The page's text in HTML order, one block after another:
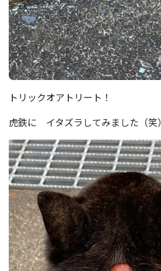
トリックオアトリート！
虎鉄に イタズラしてみました（笑）